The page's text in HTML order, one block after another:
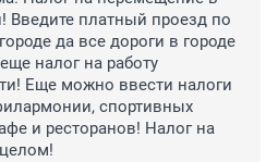
Введите платный проезд по
да все дороги в городе
налог на работу
Еще можно ввести налоги
спортивных
и ресторанов! Налог на